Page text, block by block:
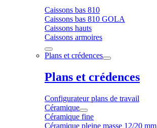
Caissons bas 810
Caissons bas 810 GOLA
Caissons hauts
Caissons armoires
Plans et crédences
Plans et crédences
Configurateur plans de travail
Céramique
Céramique fine
Céramique pleine masse 12/20 mm